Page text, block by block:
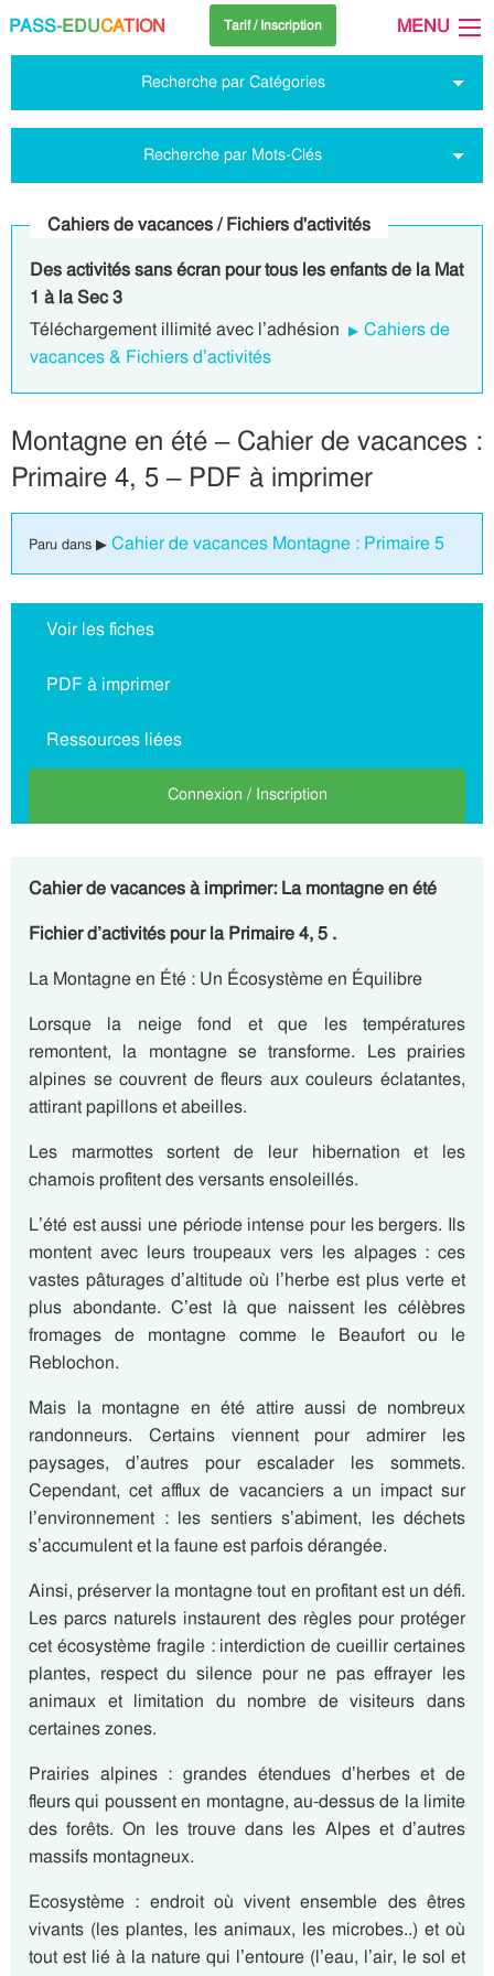
PASS-EDUCATION Tarif / Inscription MENU
Recherche par Catégories
Recherche par Mots-Clés
Cahiers de vacances / Fichiers d'activités
Des activités sans écran pour tous les enfants de la Mat
1 à la Sec 3
Téléchargement illimité avec l’adhésion
Cahiers de
vacances & Fichiers d’activités
Montagne en été – Cahier de vacances :
Primaire 4, 5 – PDF à imprimer
Paru dans ▶ Cahier de vacances Montagne : Primaire 5
Voir les fiches
PDF à imprimer
Ressources liées
Connexion / Inscription
Cahier de vacances à imprimer: La montagne en été
Fichier d’activités pour la Primaire 4, 5 .
La Montagne en Été : Un Écosystème en Équilibre
Lorsque la neige fond et que les températures
remontent, la montagne se transforme. Les prairies
alpines se couvrent de fleurs aux couleurs éclatantes,
attirant papillons et abeilles.
Les marmottessortent de leur hibernation et les
chamoisprofitent desversantsensoleillés.
L’été est aussi une période intense pour les bergers. Ils
montent avec leurs troupeaux vers les alpages : ces
vastes pâturages d’altitude où l’herbe est plus verte et
plus abondante. C’est là que naissent les célèbres
fromages de montagne comme le Beaufortou le
Reblochon.
Mais la montagne en été attire aussi de nombreux
randonneurs. Certains viennent pour admirer les
paysages, d’autres pour escalader les sommets.
Cependant, cet afflux de vacanciers a un impact sur
l’environnement : les sentiers s’abiment, les déchets
s’accumulent et la fauneest parfois dérangée.
Ainsi, préserver la montagne tout en profitant est un défi.
Les parcs naturels instaurent des règles pour protéger
cet écosystèmefragile : interdiction de cueillir certaines
plantes, respect du silence pour ne pas effrayer les
animaux et limitation du nombre de visiteurs dans
certaines zones.
Prairies alpines: grandes étendues d’herbes et de
fleursqui poussent en montagne, au-dessus de la limite
des forêts. On les trouve dans les Alpes et d’autres
massifs montagneux.
Ecosystème : endroit où vivent ensemble des êtres
vivants (les plantes, les animaux, les microbes..) et où
tout est lié à la nature qui l’entoure (l’eau, l’air, le sol et